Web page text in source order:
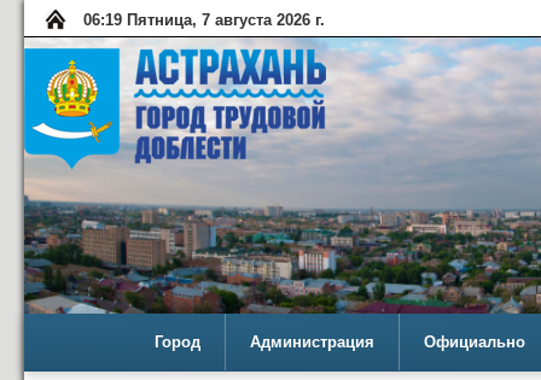
06:19 Пятница, 7 августа 2026 г.
Город Администрация Официально